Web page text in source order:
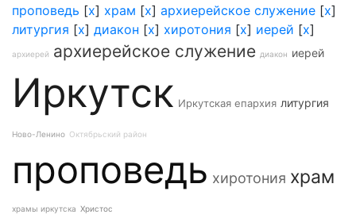
проповедь [x] храм [x] архиерейское служение [x]
литургия [x] диакон [x] хиротония [x] иерей [x]
архиерей архиерейское служение диакон иерей
Иркутск Иркутская епархия литургия
Ново-Ленино Октябрьский район
проповедь хиротония храм
храмы иркутска Христос